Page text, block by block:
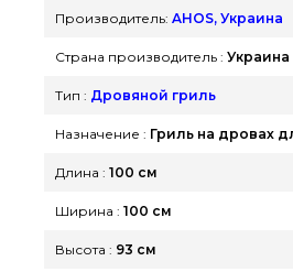
брендовых грилей
магазине GrillPoint.
менеджерам по
Днепродзержинск
Производитель: AHOS, Украина
Страна производитель : Украина
Тип : Дровяной гриль
Назначение : Гриль на дровах
Длина : 100 см
Ширина : 100 см
Высота : 93 см